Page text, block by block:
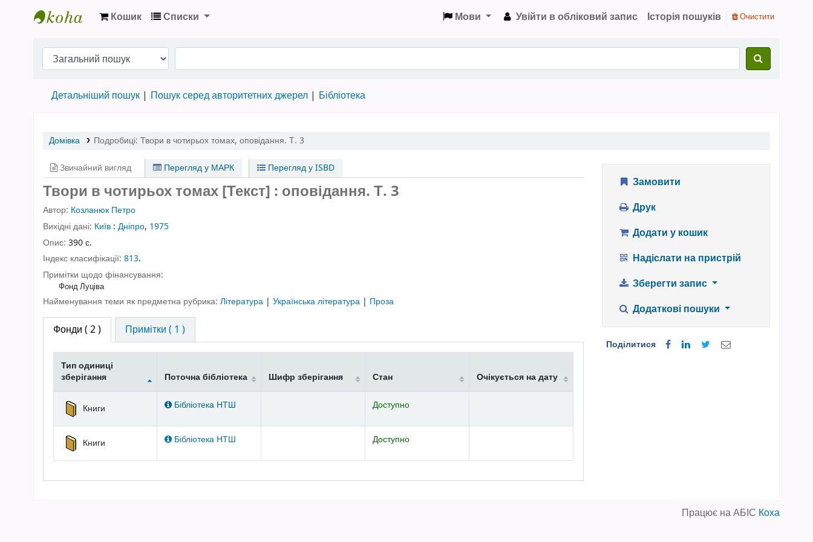
Кошик Списки Мови Увійти в обліковий запис Історія пошуків Очистити
Детальніший пошук Пошук серед авторитетних джерел Бібліотека
Домівка Подробиці: Твори в чотирьох томах, оповідання. Т. 3
Звичайний вигляд Перегляд у МАРК Перегляд у ISBD
Твори в чотирьох томах [Текст] : оповідання.Т. 3
Автор: Козланюк Петро
Вихідні дані: Київ : Дніпро, 1975
Опис: 390 с.
Індекс класифікації: 813.
Примітки щодо фінансування:
Фонд Луціва
Найменування теми як предметна рубрика: Література | Українська література | Проза
Фонди ( 2 ) Примітки ( 1 )
Фонди
Тип одиниці
зберігання
Поточна бібліотека Шифр зберігання Стан Очікується на дату
Книги Бібліотека НТШ Доступно
Книги Бібліотека НТШ Доступно
Замовити
Друк
Додати у кошик
Надіслати на пристрій
Зберегти запис
Додаткові пошуки
Поділитися
Працює на АБІС Коха